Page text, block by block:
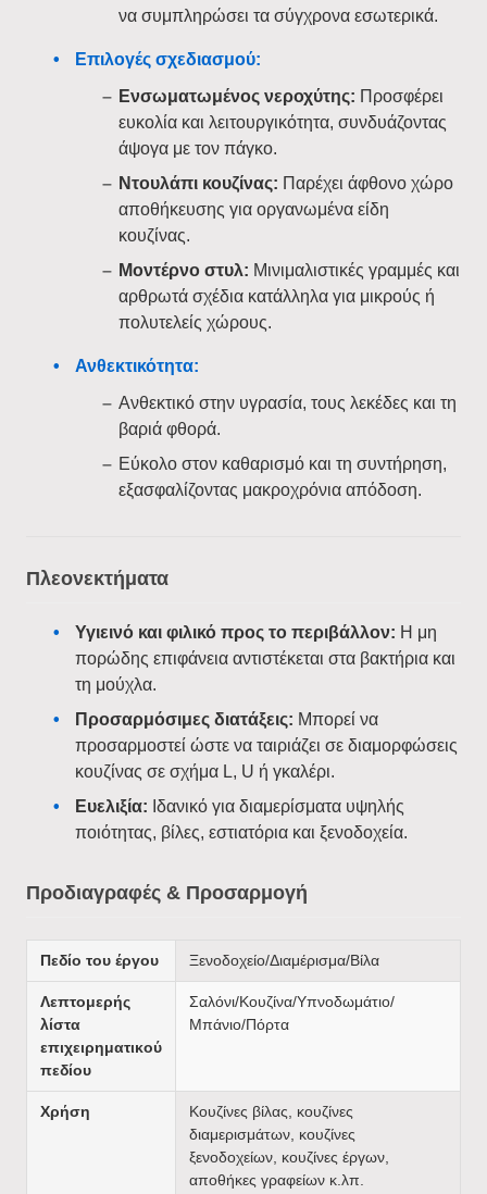
να συμπληρώσει τα σύγχρονα εσωτερικά.
Επιλογές σχεδιασμού:
Ενσωματωμένος νεροχύτης: Προσφέρει
ευκολία και λειτουργικότητα, συνδυάζοντας
άψογα με τον πάγκο.
Ντουλάπι κουζίνας: Παρέχει άφθονο χώρο
αποθήκευσης για οργανωμένα είδη
κουζίνας.
Μοντέρνο στυλ: Μινιμαλιστικές γραμμές και
αρθρωτά σχέδια κατάλληλα για μικρούς ή
πολυτελείς χώρους.
Ανθεκτικότητα:
Ανθεκτικό στην υγρασία, τους λεκέδες και τη
βαριά φθορά.
Εύκολο στον καθαρισμό και τη συντήρηση,
εξασφαλίζοντας μακροχρόνια απόδοση.
Πλεονεκτήματα
Υγιεινό και φιλικό προς το περιβάλλον: Η μη
πορώδης επιφάνεια αντιστέκεται στα βακτήρια και
τη μούχλα.
Προσαρμόσιμες διατάξεις: Μπορεί να
προσαρμοστεί ώστε να ταιριάζει σε διαμορφώσεις
κουζίνας σε σχήμα L, U ή γκαλέρι.
Ευελιξία: Ιδανικό για διαμερίσματα υψηλής
ποιότητας, βίλες, εστιατόρια και ξενοδοχεία.
Προδιαγραφές & Προσαρμογή
Πεδίο του έργου Ξενοδοχείο/Διαμέρισμα/Βίλα
Λεπτομερής
λίστα
επιχειρηματικού
πεδίου
Σαλόνι/Κουζίνα/Υπνοδωμάτιο/
Μπάνιο/Πόρτα
Χρήση
Κουζίνες βίλας, κουζίνες
διαμερισμάτων, κουζίνες
ξενοδοχείων, κουζίνες έργων,
αποθήκες γραφείων κ.λπ.